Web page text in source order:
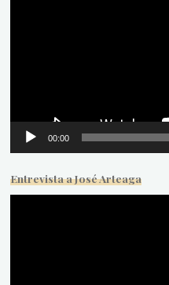
00:00
Entrevista a José Arteaga